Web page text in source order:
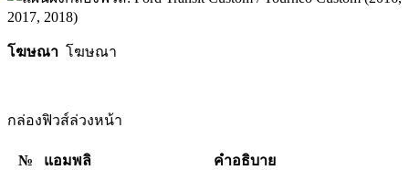
โฆษณา โฆษณา
กล่องฟิวส์ล่วงหน้า
№ แอมพลิ
คำอธิบาย